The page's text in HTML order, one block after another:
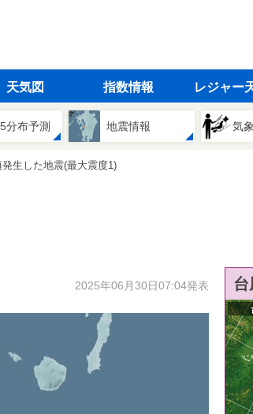
天気図 指数情報 レジャー
分布予測 地震情報 気
生した地震(最大震度1)
2025年06月30日07:04発表